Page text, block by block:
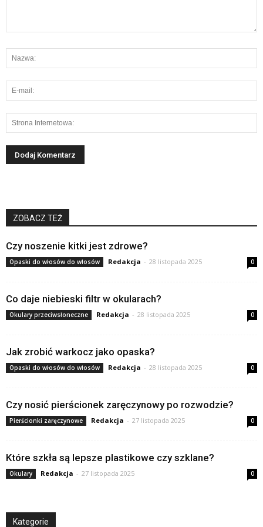
ZOBACZ TEŻ
Czy noszenie kitki jest zdrowe?
Opaski do włosów do włosów Redakcja - 28 listopada 2025 0
Co daje niebieski filtr w okularach?
Okulary przeciwsłoneczne Redakcja - 28 listopada 2025 0
Jak zrobić warkocz jako opaska?
Opaski do włosów do włosów Redakcja - 28 listopada 2025 0
Czy nosić pierścionek zaręczynowy po rozwodzie?
Pierścionki zaręczynowe Redakcja - 27 listopada 2025 0
Które szkła są lepsze plastikowe czy szklane?
Okulary Redakcja - 27 listopada 2025 0
Kategorie